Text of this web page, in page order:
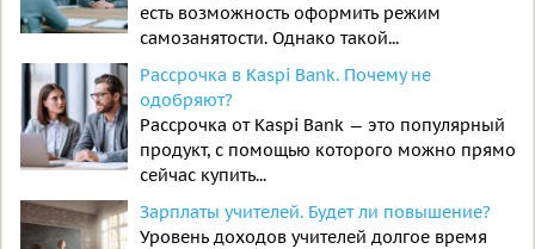
есть возможность оформить режим
самозанятости. Однако такой...
Рассрочка в Kaspi Bank. Почему не
одобряют?
Рассрочка от Kaspi Bank — это популярный
продукт, с помощью которого можно прямо
сейчас купить...
Зарплаты учителей. Будет ли повышение?
Уровень доходов учителей долгое время